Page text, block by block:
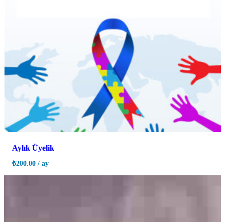
Aylık Üyelik
₺200.00 / ay